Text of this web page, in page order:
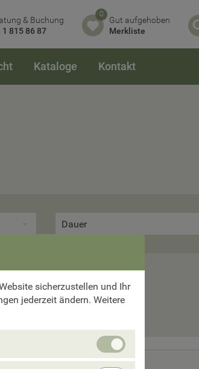
& Buchung
1 815 86 87
0
Gut aufgehoben
Merkliste
Kataloge Kontakt
Dauer
Suchkriterien.
sicherzustellen und Ihr
jederzeit ändern. Weitere
erforlderliche
Cookies